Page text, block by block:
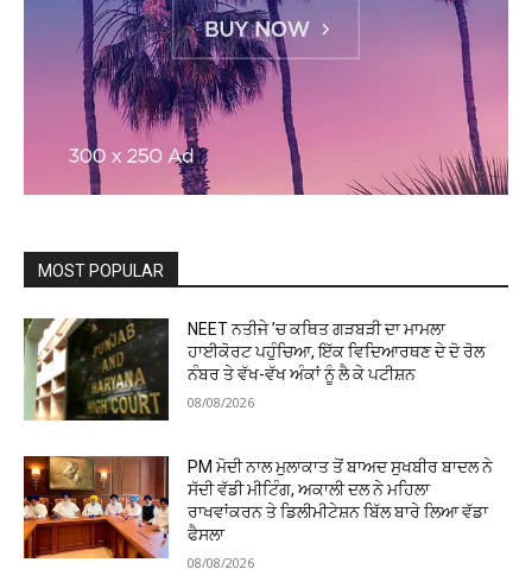
MOST POPULAR
NEET ਨਤੀਜੇ ’ਚ ਕਥਿਤ ਗੜਬੜੀ ਦਾ ਮਾਮਲਾ
ਹਾਈਕੋਰਟ ਪਹੁੰਚਿਆ, ਇੱਕ ਵਿਦਿਆਰਥਣ ਦੇ ਦੋ ਰੋਲ
ਨੰਬਰ ਤੇ ਵੱਖ-ਵੱਖ ਅੰਕਾਂ ਨੂੰ ਲੈ ਕੇ ਪਟੀਸ਼ਨ
08/08/2026
PM ਮੋਦੀ ਨਾਲ ਮੁਲਾਕਾਤ ਤੋਂ ਬਾਅਦ ਸੁਖਬੀਰ ਬਾਦਲ ਨੇ
ਸੱਦੀ ਵੱਡੀ ਮੀਟਿੰਗ, ਅਕਾਲੀ ਦਲ ਨੇ ਮਹਿਲਾ
ਰਾਖਵਾਂਕਰਨ ਤੇ ਡਿਲੀਮੀਟੇਸ਼ਨ ਬਿੱਲ ਬਾਰੇ ਲਿਆ ਵੱਡਾ
ਫੈਸਲਾ
08/08/2026